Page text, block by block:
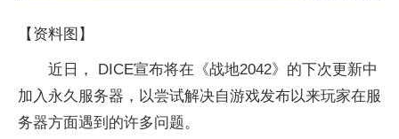
【资料图】
近日， DICE宣布将在《战地2042》的下次更新中
加入永久服务器，以尝试解决自游戏发布以来玩家在服
务器方面遇到的许多问题。